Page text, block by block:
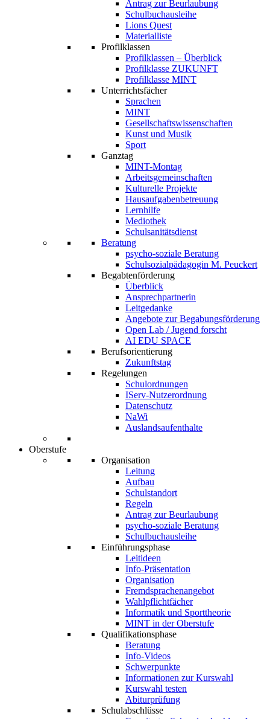
Antrag zur Beurlaubung
Schulbuchausleihe
Lions Quest
Materialliste
Profilklassen
Profilklassen – Überblick
Profilklasse ZUKUNFT
Profilklasse MINT
Unterrichtsfächer
Sprachen
MINT
Gesellschaftswissenschaften
Kunst und Musik
Sport
Ganztag
MINT-Montag
Arbeitsgemeinschaften
Kulturelle Projekte
Hausaufgabenbetreuung
Lernhilfe
Mediothek
Schulsanitätsdienst
Beratung
psycho-soziale Beratung
Schulsozialpädagogin M. Peuckert
Begabtenförderung
Überblick
Ansprechpartnerin
Leitgedanke
Angebote zur Begabungsförderung
Open Lab / Jugend forscht
AI EDU SPACE
Berufsorientierung
Zukunftstag
Regelungen
Schulordnungen
IServ-Nutzerordnung
Datenschutz
NaWi
Auslandsaufenthalte
Oberstufe
Organisation
Leitung
Aufbau
Schulstandort
Regeln
Antrag zur Beurlaubung
psycho-soziale Beratung
Schulbuchausleihe
Einführungsphase
Leitideen
Info-Präsentation
Organisation
Fremdsprachenangebot
Wahlpflichtfächer
Informatik und Sporttheorie
MINT in der Oberstufe
Qualifikationsphase
Beratung
Info-Videos
Schwerpunkte
Informationen zur Kurswahl
Kurswahl testen
Abiturprüfung
Schulabschlüsse